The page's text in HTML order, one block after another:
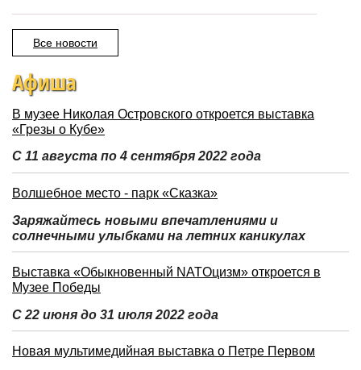
Все новости
Афиша
В музее Николая Островского откроется выставка
«Грезы о Кубе»
С 11 августа по 4 сентября 2022 года
Волшебное место - парк «Сказка»
Заряжайтесь новыми впечатлениями и
солнечными улыбками на летних каникулах
Выставка «Обыкновенный NATOцизм» откроется в
Музее Победы
С 22 июня до 31 июля 2022 года
Новая мультимедийная выставка о Петре Первом